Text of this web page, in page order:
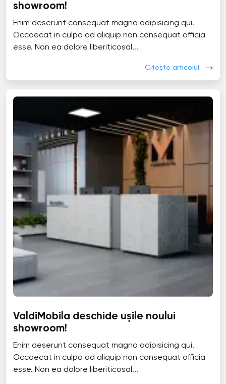
showroom!
Enim deserunt consequat magna adipisicing qui.
Occaecat in culpa ad aliquip non consequat officia
esse. Non ea dolore liberiticosal...
Citește articolul
ValdiMobila deschide ușile noului
showroom!
Enim deserunt consequat magna adipisicing qui.
Occaecat in culpa ad aliquip non consequat officia
esse. Non ea dolore liberiticosal...